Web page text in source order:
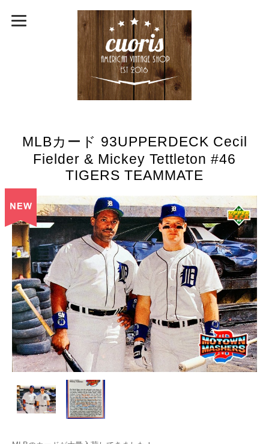
MLBカード 93UPPERDECK Cecil
Fielder & Mickey Tettleton #46
TIGERS TEAMMATE